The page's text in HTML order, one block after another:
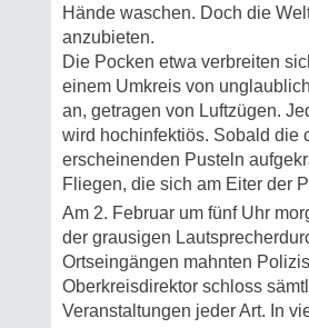
Hände waschen. Doch die
anzubieten.
Die Pocken etwa verbreiten
einem Umkreis von
an, getragen von Luftzügen.
wird hochinfektiös. Sobald die
erscheinenden Pusteln
Fliegen, die sich am Eiter der
Am 2. Februar um fünf Uhr
der grausigen
Ortseingängen mahnten
Oberkreisdirektor schloss
Veranstaltungen jeder Art. In